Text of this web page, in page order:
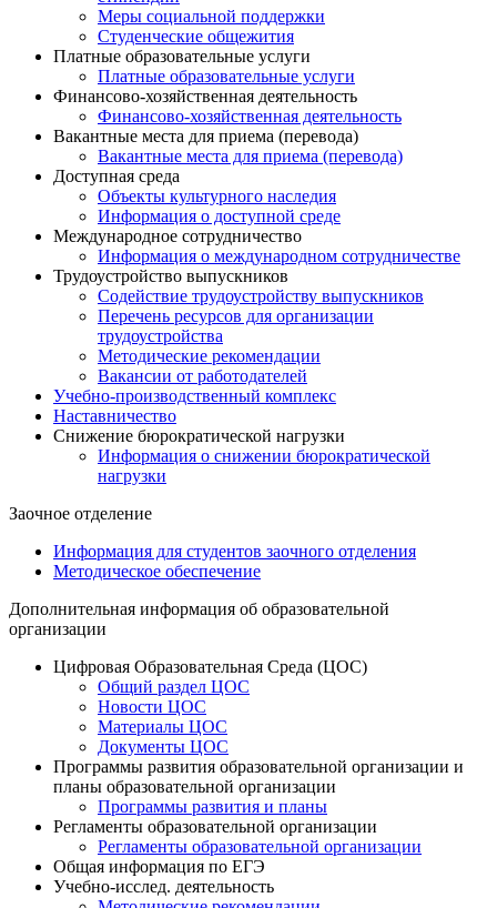
Меры социальной поддержки
Студенческие общежития
Платные образовательные услуги
Платные образовательные услуги
Финансово-хозяйственная деятельность
Финансово-хозяйственная деятельность
Вакантные места для приема (перевода)
Вакантные места для приема (перевода)
Доступная среда
Объекты культурного наследия
Информация о доступной среде
Международное сотрудничество
Информация о международном сотрудничестве
Трудоустройство выпускников
Содействие трудоустройству выпускников
Перечень ресурсов для организации
трудоустройства
Методические рекомендации
Вакансии от работодателей
Учебно-производственный комплекс
Наставничество
Снижение бюрократической нагрузки
Информация о снижении бюрократической
нагрузки
Заочное отделение
Информация для студентов заочного отделения
Методическое обеспечение
Дополнительная информация об образовательной
организации
Цифровая Образовательная Среда (ЦОС)
Общий раздел ЦОС
Новости ЦОС
Материалы ЦОС
Документы ЦОС
Программы развития образовательной организации и
планы образовательной организации
Программы развития и планы
Регламенты образовательной организации
Регламенты образовательной организации
Общая информация по ЕГЭ
Учебно-исслед. деятельность